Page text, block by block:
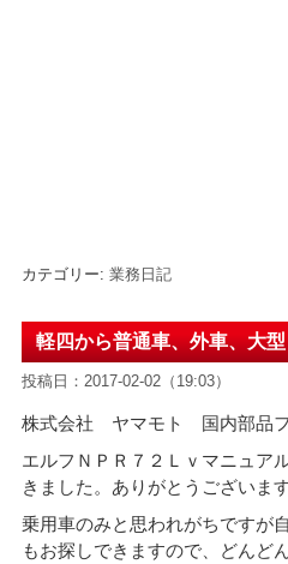
カテゴリー: 業務日記
軽四から普通車、外車、大
投稿日：2017-02-02（19:03）
株式会社 ヤマモト 国内部品フ
エルフＮＰＲ７２Ｌｖマニュア
きました。ありがとうございます
乗用車のみと思われがちですが
もお探しできますので、どんど